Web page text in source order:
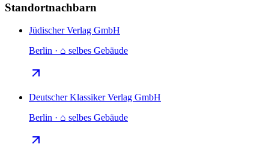
Standortnachbarn
Jüdischer Verlag GmbH
Berlin · ⌂ selbes Gebäude
Deutscher Klassiker Verlag GmbH
Berlin · ⌂ selbes Gebäude